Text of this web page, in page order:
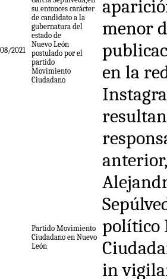
2021
menor
en la
político
in
su entonces carácter
de candidato a la
gubernatura del
estado de
Nuevo León
postulado por el
partido
Movimiento
Ciudadano
Partido Movimiento
Ciudadano en Nuevo
León